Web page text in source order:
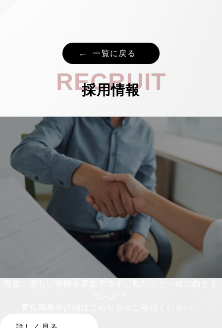
一覧に戻る
RECRUIT
採用情報